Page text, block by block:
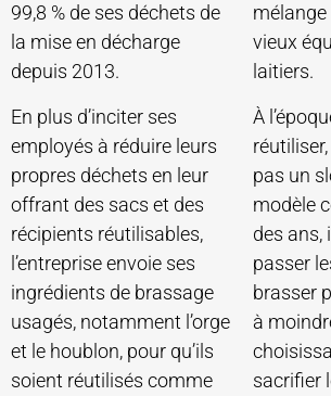
99,8 % de ses déchets de
la mise en décharge
depuis 2013.
En plus d’inciter ses
employés à réduire leurs
propres déchets en leur
offrant des sacs et des
récipients réutilisables,
l’entreprise envoie ses
ingrédients de brassage
usagés, notamment l’orge
et le houblon, pour qu’ils
soient réutilisés comme
vieux
laitiers.
À
réutiliser,
pas un
modèle
des ans,
passer
brasser
à
sacrifier